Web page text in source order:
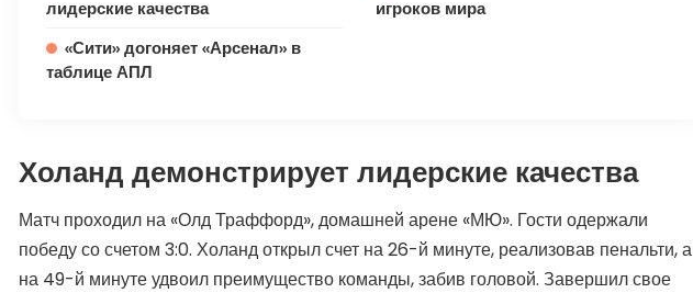
лидерские качества
игроков мира
«Сити» догоняет «Арсенал» в
таблице АПЛ
Холанд демонстрирует лидерские качества
Матч проходил на «Олд Траффорд», домашней арене «МЮ». Гости одержали
победу со счетом 3:0. Холанд открыл счет на 26-й минуте, реализовав пенальти, а
на 49-й минуте удвоил преимущество команды, забив головой. Завершил свое